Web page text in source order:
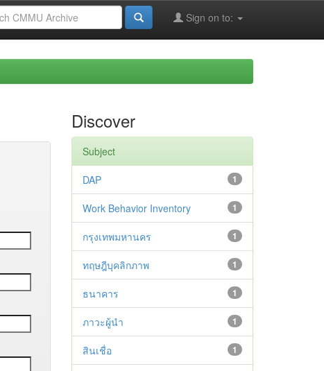
Sign on to:
Discover
Subject
1
DAP
1
Work Behavior Inventory
1
กรุงเทพมหานคร
1
ทฤษฎีบุคลิกภาพ
1
ธนาคาร
1
ภาวะผู้นำ
1
สินเชื่อ